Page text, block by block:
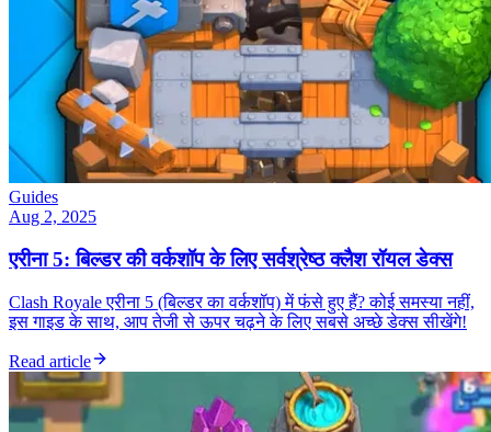
Guides
Aug 2, 2025
एरीना 5: बिल्डर की वर्कशॉप के लिए सर्वश्रेष्ठ क्लैश रॉयल डेक्स
Clash Royale एरीना 5 (बिल्डर का वर्कशॉप) में फंसे हुए हैं? कोई समस्या नहीं,
इस गाइड के साथ, आप तेजी से ऊपर चढ़ने के लिए सबसे अच्छे डेक्स सीखेंगे!
Read article